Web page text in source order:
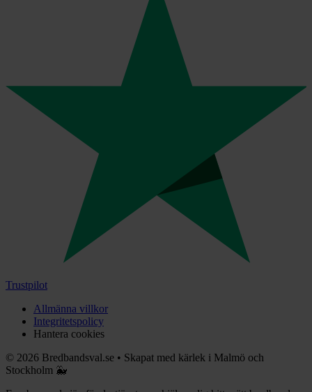
Trustpilot
Allmänna villkor
Integritetspolicy
Hantera cookies
© 2026 Bredbandsval.se • Skapat med kärlek i Malmö och
Stockholm 🐳